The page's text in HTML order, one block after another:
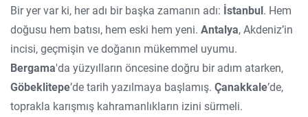
Bir yer var ki, her adı bir başka zamanın adı: İstanbul. Hem
doğusu hem batısı, hem eski hem yeni. Antalya, Akdeniz’in
incisi, geçmişin ve doğanın mükemmel uyumu.
Bergama'da yüzyılların öncesine doğru bir adım atarken,
Göbeklitepe’de tarih yazılmaya başlamış. Çanakkale’de,
toprakla karışmış kahramanlıkların izini sürmeli.